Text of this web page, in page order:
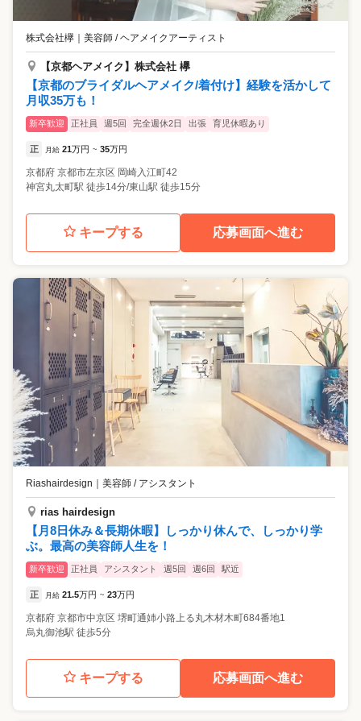
株式会社欅 ｜ 美容師 / ヘアメイクアーティスト
【京都ヘアメイク】株式会社 欅
【京都のブライダルヘアメイク/着付け】経験を活かして
月収35万も！
新卒歓迎 正社員 週5回 完全週休2日 出張 育児休暇あり
正 月給 21万円 ~ 35万円
京都府 京都市左京区 岡崎入江町42
神宮丸太町駅 徒歩14分/東山駅 徒歩15分
キープする 応募画面へ進む
Riashairdesign 美容師 / アシスタント
rias hairdesign
【月8日休み＆長期休暇】しっかり休んで、しっかり学
ぶ。最高の美容師人生を！
新卒歓迎 正社員 アシスタント 週5回 週6回 駅近
正 月給 21.5万円 ~ 23万円
京都府 京都市中京区 堺町通姉小路上る丸木材木町684番地1
烏丸御池駅 徒歩5分
キープする 応募画面へ進む